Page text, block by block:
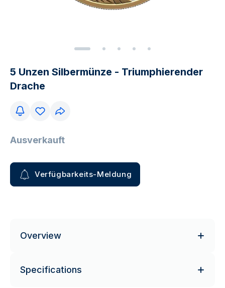
5 Unzen Silbermünze - Triumphierender
Drache
Ausverkauft
Verfügbarkeits-Meldung
Overview
Specifications